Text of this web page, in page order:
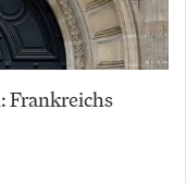
Frankreichs